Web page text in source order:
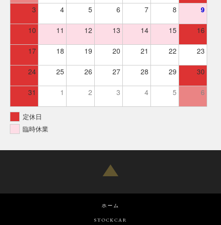
3 4 5 6 7 8 9
10 11 12 13 14 15 16
17 18 19 20 21 22 23
24 25 26 27 28 29 30
31 1 2 3 4 5 6
定休日
臨時休業
ホーム
STOCKCAR